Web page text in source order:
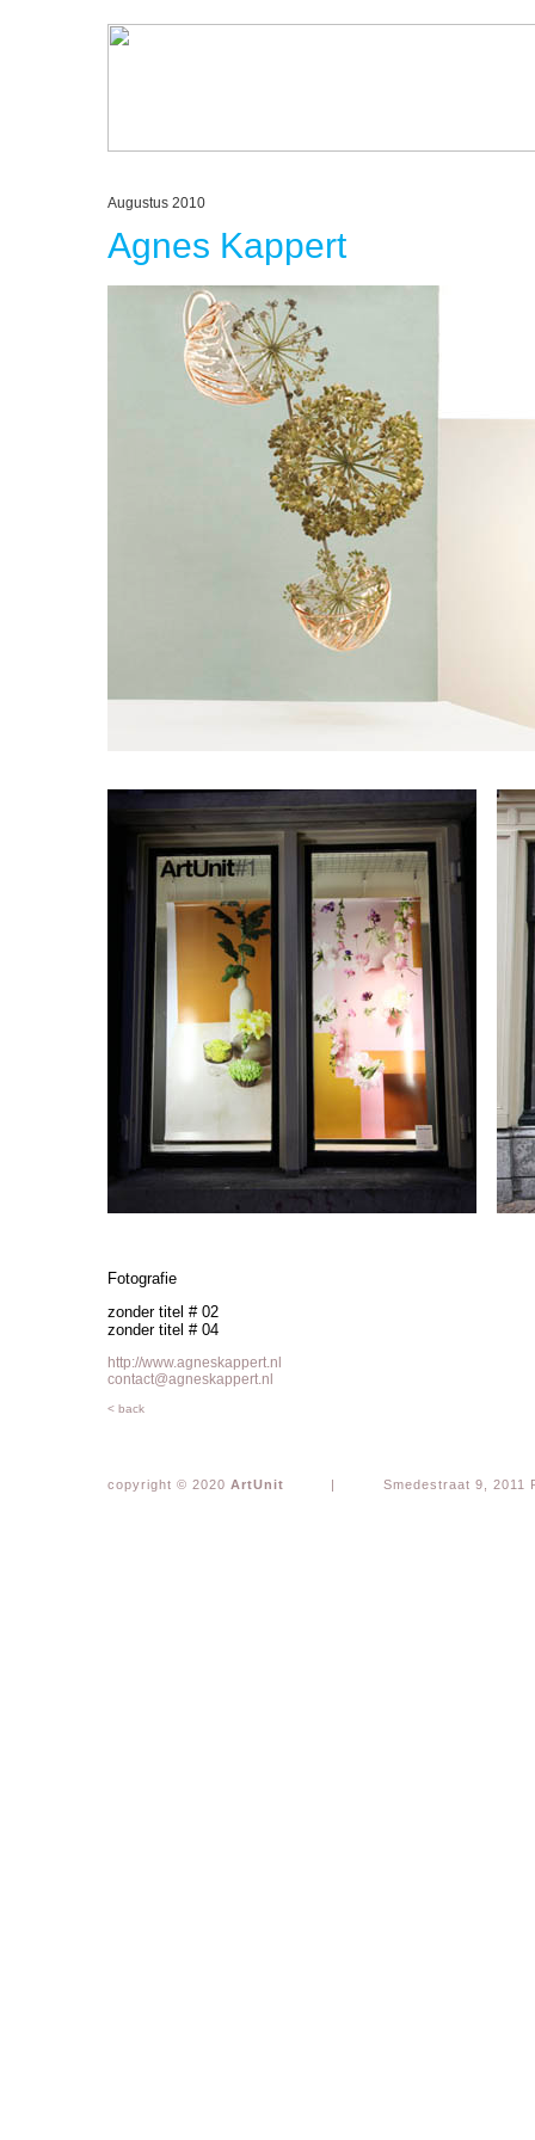
Augustus 2010
Agnes Kappert
Fotografie
zonder titel # 02
zonder titel # 04
http://www.agneskappert.nl
contact@agneskappert.nl
< back
copyright © 2020 ArtUnit | Smedestraat 9, 2011